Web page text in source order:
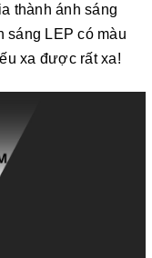
thành ánh sáng
sáng LEP có màu
xa được rất xa!